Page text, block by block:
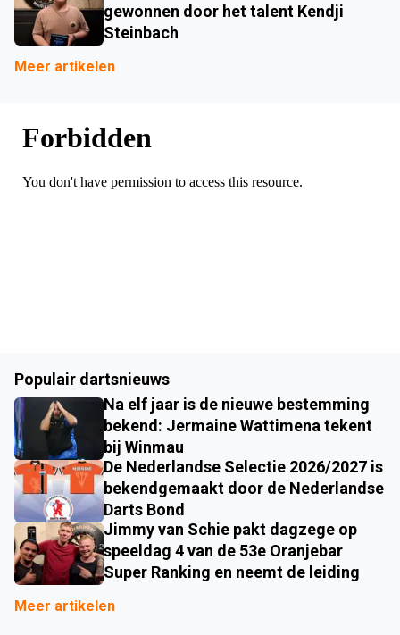
gewonnen door het talent Kendji
Steinbach
Meer artikelen
Populair dartsnieuws
Na elf jaar is de nieuwe bestemming
bekend: Jermaine Wattimena tekent
bij Winmau
De Nederlandse Selectie 2026/2027 is
bekendgemaakt door de Nederlandse
Darts Bond
Jimmy van Schie pakt dagzege op
speeldag 4 van de 53e Oranjebar
Super Ranking en neemt de leiding
Meer artikelen